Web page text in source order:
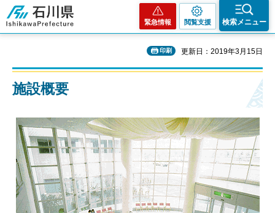
石川県
緊急情報 閲覧支援 検索メニュー
印刷 更新日：2019年3月15日
施設概要